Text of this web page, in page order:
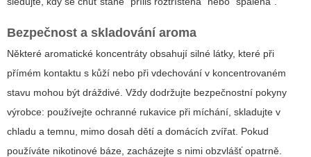
Bezpečnost a skladování aroma
Některé aromatické koncentráty obsahují silné látky, které při
přímém kontaktu s kůží nebo při vdechování v koncentrovaném
stavu mohou být dráždivé. Vždy dodržujte bezpečnostní pokyny
výrobce: používejte ochranné rukavice při míchání, skladujte v
chladu a temnu, mimo dosah dětí a domácích zvířat. Pokud
používáte nikotinové báze, zacházejte s nimi obzvlášť opatrně.